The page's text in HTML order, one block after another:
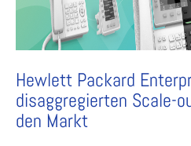
Hewlett Packard
disaggregierten Scale-
den Markt